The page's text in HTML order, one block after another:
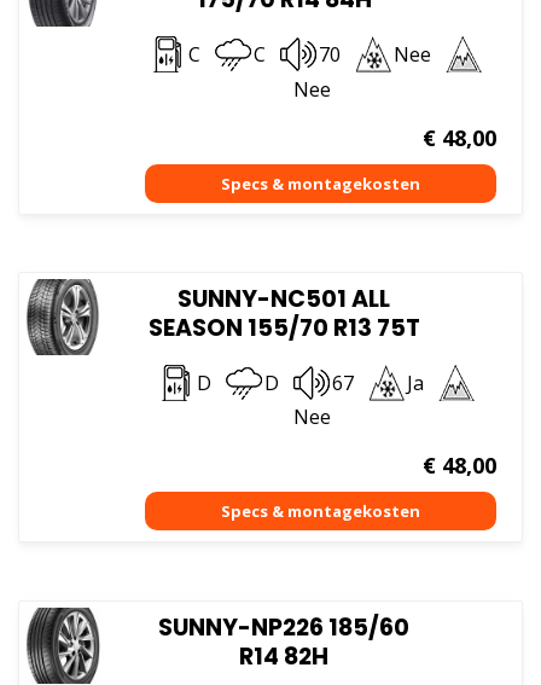
C C 70
Nee
Nee
€48,00
SUNNY-NC501 ALL
SEASON 155/70 R13 75T
D D 67
Ja
Nee
€48,00
SUNNY-NP226 185/60
R14 82H